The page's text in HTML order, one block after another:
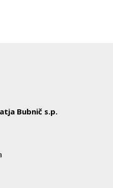
Bubnič s.p.